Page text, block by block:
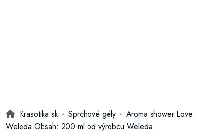
Krasotika.sk Sprchové gély
Aroma shower Love
Weleda Obsah: 200 ml od výrobcu Weleda